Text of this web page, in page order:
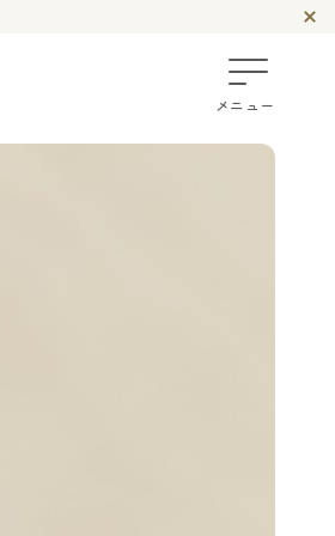
メニュー